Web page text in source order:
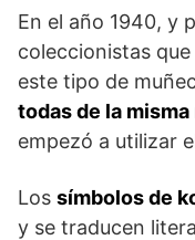
En el año 1940, y
coleccionistas
este tipo de
todas de la misma
empezó a utilizar
Los símbolos de
y se traducen